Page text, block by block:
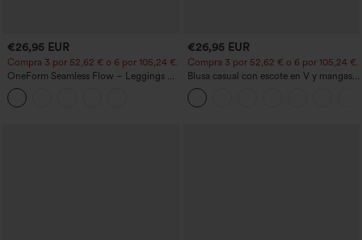
€26,95 EUR
Compra 3 por 52,62 € o 6 por 105,24 €.
OneForm Seamless Flow – Leggings de
yoga sin costuras, tiro medio, control de
abdomen y realce de glúteos
€26,95 EUR
Compra 3 por 52,62 € o 6 por 105,24 €.
Blusa casual con escote en V y mangas
cortas abullonadas